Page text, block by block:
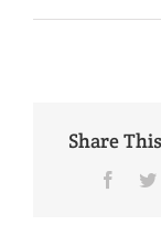
Share